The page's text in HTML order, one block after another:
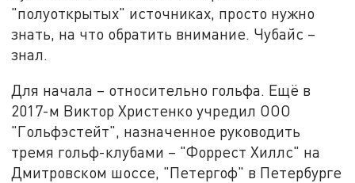
"полуоткрытых" источниках, просто нужно
знать, на что обратить внимание. Чубайс –
знал.
Для начала – относительно гольфа. Ещё в
2017-м Виктор Христенко учредил ООО
"Гольфэстейт", назначенное руководить
тремя гольф-клубами – "Форрест Хиллс" на
Дмитровском шоссе, "Петергоф" в Петербурге